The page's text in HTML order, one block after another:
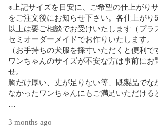
※上記サイズを目安に、ご希望の仕上がり
をご注文後にお知らせ下さい。各仕上が
以上は要ご相談でお受けいたします（プラ
セミオーダーメイドでお作りいたします。
（お手持ちの犬服を採寸いただくと便利で
ワンちゃんのサイズが不安な方は事前にお
せ。
胸だけ厚い、丈が足りない等、既製品でな
なかったワンちゃんにもご満足いただける
下さい(他商品含む)。送料分をお値引きいた
3 months ago